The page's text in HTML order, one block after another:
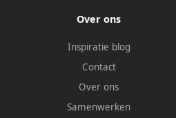
Over ons
Inspiratie blog
Contact
Over ons
Samenwerken